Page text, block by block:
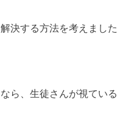
決する方法を考えました
ら、生徒さんが視ている